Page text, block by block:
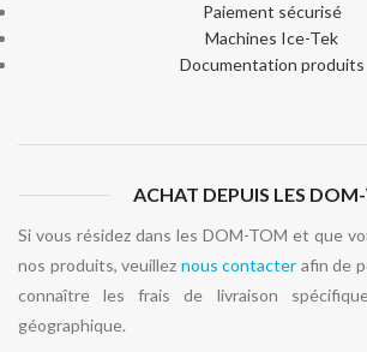
Paiement sécurisé
Machines Ice-Tek
Documentation produits
ACHAT DEPUIS LES
Si vous résidez dans les DOM-TOM et que
nos produits, veuillez nous contacter afin de
connaître les frais de livraison
géographique.